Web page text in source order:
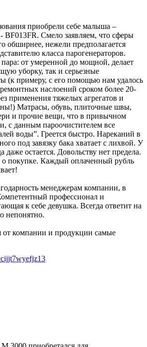
приобрели себе малыша –
BF013FR. Смело заявляем, что сферы
обширнее, нежели предполагается
класса парогенераторов.
пара: от умеренной до мощной, делает
уборку, так и серьезные
(к примеру, с его помощью нам удалось
наслоений сроком более 20-
применения тяжелых агрегатов и
Матрасы, обувь, плиточные швы,
и прочие вещи, что в привычном
с данным пароочистителем все
воды”. Греется быстро. Нареканий в
под завязку бака хватает с лихвой. У
даже остается. Довольству нет предела.
покупке. Каждый оплаченный рубль
менеджерам компании, в
профессионал и
к себе девушка. Всегда ответит на
непонятно.
от компании и продукции самые